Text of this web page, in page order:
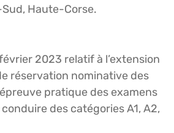
Haute-Corse.
2023 relatif à l’extension
réservation nominative des
pratique des examens
des catégories A1, A2,